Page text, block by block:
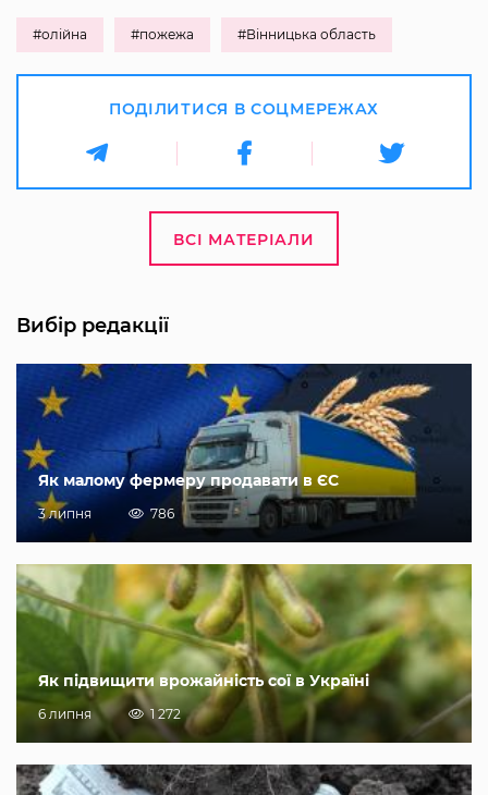
#олійна #пожежа #Вінницька область
ПОДІЛИТИСЯ В СОЦМЕРЕЖАХ
ВСІ МАТЕРІАЛИ
Вибір редакції
Як малому фермеру продавати в ЄС
3 липня 786
Як підвищити врожайність сої в Україні
6 липня 1 272